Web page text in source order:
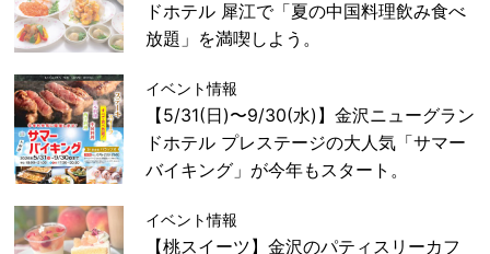
ドホテル 犀江で「夏の中国料理飲み食べ
放題」を満喫しよう。
イベント情報
【5/31(日)〜9/30(水)】金沢ニューグラン
ドホテル プレステージの大人気「サマー
バイキング」が今年もスタート。
イベント情報
【桃スイーツ】金沢のパティスリーカフ